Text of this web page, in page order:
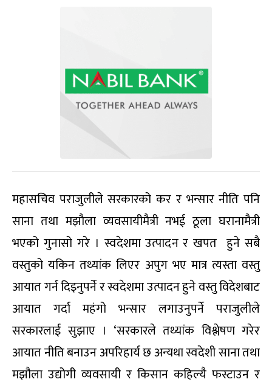
महासचिव पराजुलीले सरकारको कर र भन्सार नीति पनि
साना तथा मझौला व्यवसायीमैत्री नभई ठूला घरानामैत्री
भएको गुनासो गरे । स्वदेशमा उत्पादन र खपत हुने सबै
वस्तुको यकिन तथ्यांक लिएर अपुग भए मात्र त्यस्ता वस्तु
आयात गर्न दिइनुपर्ने र स्वदेशमा उत्पादन हुने वस्तु विदेशबाट
आयात गर्दा महंगो भन्सार लगाउनुपर्ने पराजुलीले
सरकारलाई सुझाए । ‘सरकारले तथ्यांक विश्लेषण गरेर
आयात नीति बनाउन अपरिहार्य छ अन्यथा स्वदेशी साना तथा
मझौला उद्योगी व्यवसायी र किसान कहिल्यै फस्टाउन र